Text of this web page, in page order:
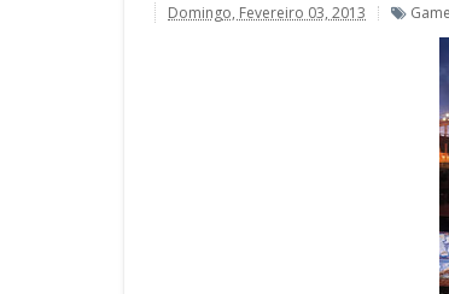
Domingo, Fevereiro 03, 2013 Game